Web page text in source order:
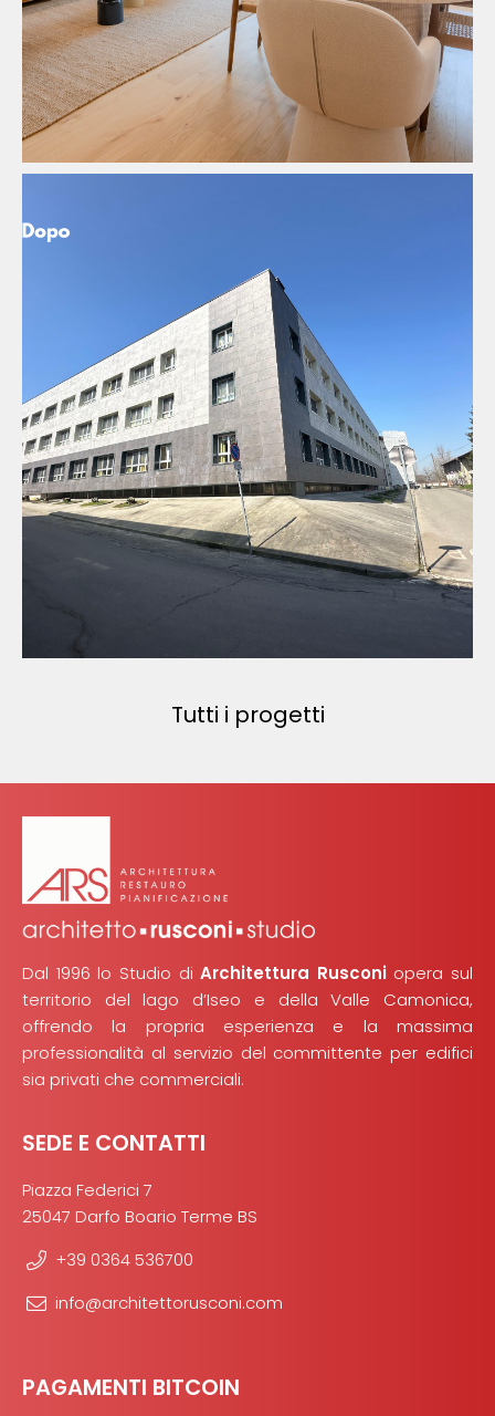
Tutti i progetti
Dal 1996 lo Studio diArchitettura Rusconiopera sul
territorio del lago d’Iseo e della Valle Camonica,
offrendo la propria esperienza e la massima
professionalità al servizio del committente per edifici
sia privati che commerciali.
SEDE E CONTATTI
Piazza Federici 7
25047 Darfo Boario Terme BS
+39 0364 536700
info@architettorusconi.com
PAGAMENTI BITCOIN